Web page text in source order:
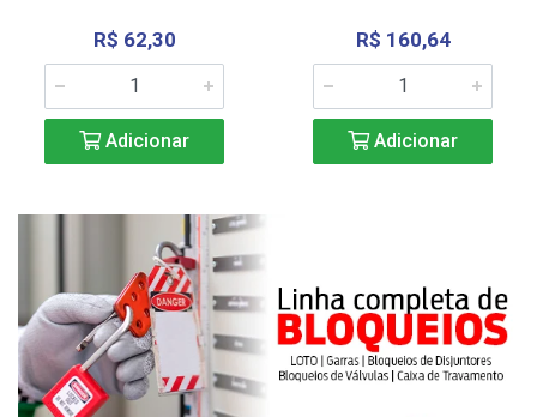
R$ 62,30
Adicionar
R$ 160,64
Adicionar